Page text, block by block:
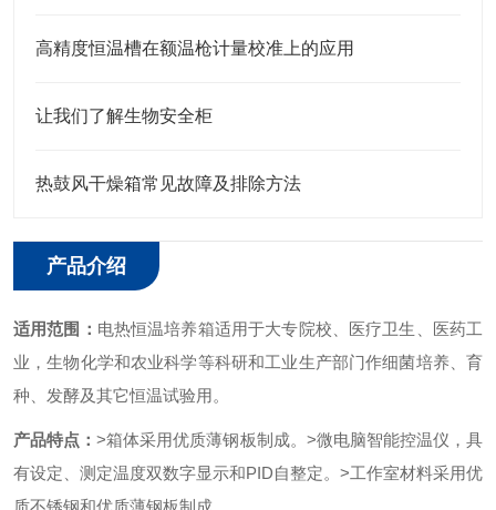
高精度恒温槽在额温枪计量校准上的应用
让我们了解生物安全柜
热鼓风干燥箱常见故障及排除方法
产品介绍
适用范围： 电热恒温培养箱适用于大专院校、医疗卫生、医药工
业，生物化学和农业科学等科研和工业生产部门作细菌培养、育
种、发酵及其它恒温试验用。
产品特点：>箱体采用优质薄钢板制成。 >微电脑智能控温仪，具
有设定、测定温度双数字显示和PID自整定。 >工作室材料采用优
质不锈钢和优质薄钢板制成。